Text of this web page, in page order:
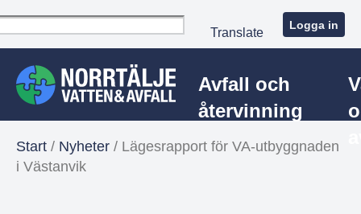
Translate
Logga in
Avfall och
återvinning
Start / Nyheter / Lägesrapport för VA-utbyggnaden
i Västanvik